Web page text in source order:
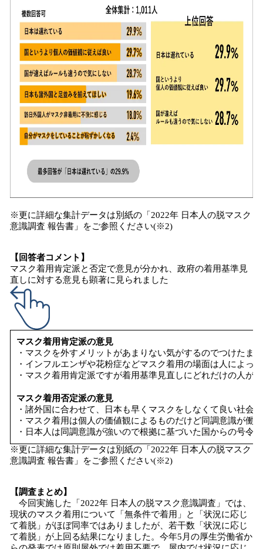
※更に詳細な集計データは別紙の「2022年 日本人の脱マスク
意識調査 報告書」をご参照ください(※2)
【回答者コメント】
マスク着用肯定派と否定で意見が分かれ、政府の着用基準見
直しに対する意見も顕著に見られました
マスク着用肯定派の意見
・マスクを外すメリットがあまりない気がするのでつけたま
・インフルエンザや花粉症などマスク着用の場面は人によっ
・マスク着用肯定派ですが着用基準見直しにどれだけの人が
マスク着用否定派の意見
・諸外国に合わせて、日本も早くマスクをしなくて良い社会
・マスク着用は個人の価値観によるものだけど同調意識が働
・日本人は同調意識が強いので根拠に基づいた国からの号令
※更に詳細な集計データは別紙の「2022年 日本人の脱マスク
意識調査 報告書」をご参照ください(※2)
【調査まとめ】
今回実施した「2022年 日本人の脱マスク意識調査」では、
現状のマスク着用について「無条件で着用」と「状況に応じ
て着脱」がほぼ同率ではありましたが、若干数「状況に応じ
て着脱」が上回る結果になりました。今年5月の厚生労働省か